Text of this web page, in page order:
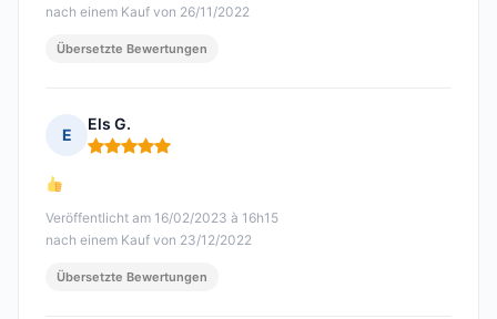
nach einem Kauf von 26/11/2022
Übersetzte Bewertungen
E
Els G.
Hinweis: 5 von 5
Veröffentlicht am 16/02/2023 à 16h15
nach einem Kauf von 23/12/2022
Übersetzte Bewertungen